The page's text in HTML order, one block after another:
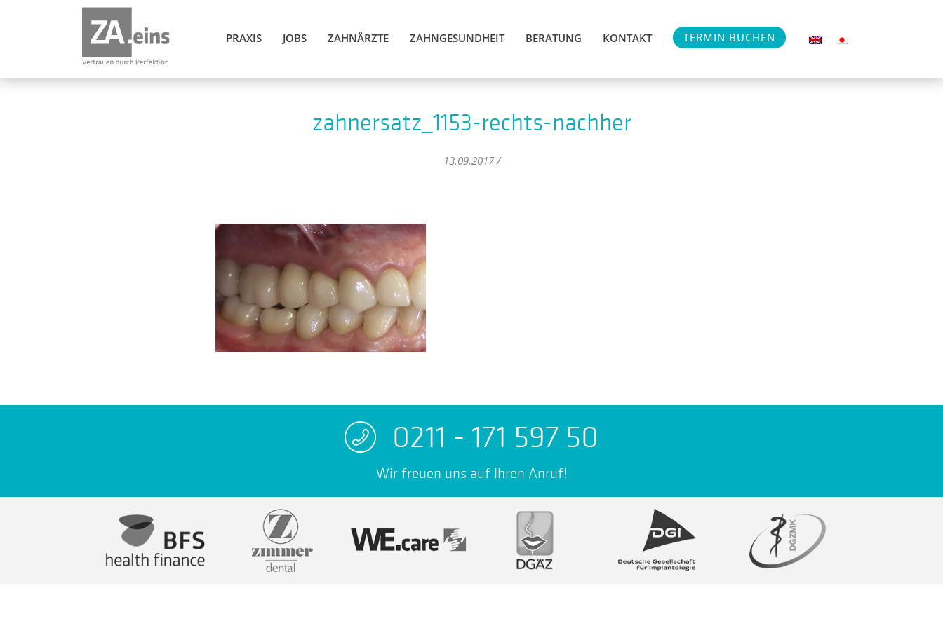
PRAXIS JOBS ZAHNÄRZTE ZAHNGESUNDHEIT BERATUNG KONTAKT TERMIN BUCHEN
zahnersatz_1153-rechts-nachher
13.09.2017 /
0211 - 171 597 50
Wir freuen uns auf Ihren Anruf!